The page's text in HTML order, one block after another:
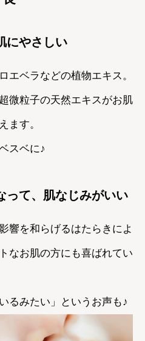
にやさしい
エベラなどの植物エキス。
微粒子の天然エキスがお肌
ます。
スベに♪
て、肌なじみがいい
響を和らげるはたらきによ
なお肌の方にも喜ばれてい
るみたい」というお声も♪